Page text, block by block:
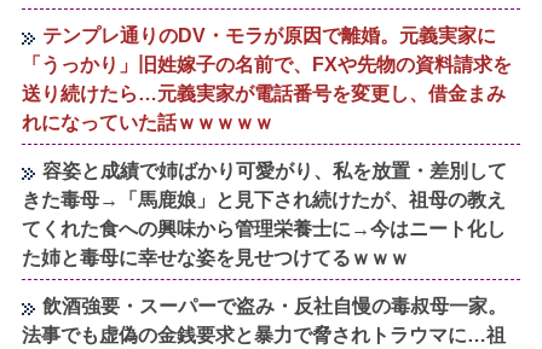
テンプレ通りのDV・モラが原因で離婚。元義実家に
「うっかり」旧姓嫁子の名前で、FXや先物の資料請求を
送り続けたら…元義実家が電話番号を変更し、借金まみ
れになっていた話ｗｗｗｗｗ
容姿と成績で姉ばかり可愛がり、私を放置・差別して
きた毒母→「馬鹿娘」と見下され続けたが、祖母の教え
てくれた食への興味から管理栄養士に→今はニート化し
た姉と毒母に幸せな姿を見せつけてるｗｗｗ
飲酒強要・スーパーで盗み・反社自慢の毒叔母一家。
法事でも虚偽の金銭要求と暴力で脅されトラウマに…祖